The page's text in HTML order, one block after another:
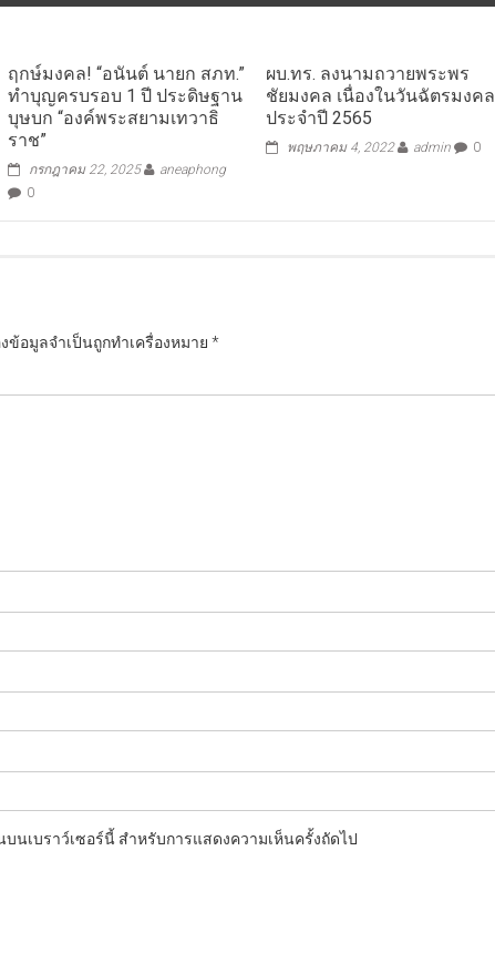
ฤกษ์มงคล! “อนันต์ นายก สภท.”
ทำบุญครบรอบ 1 ปี ประดิษฐาน
บุษบก “องค์พระสยามเทวาธิ
ราช”
กรกฎาคม 22, 2025
aneaphong
0
ผบ.ทร. ลงนามถวายพระพร
ชัยมงคล เนื่องในวันฉัตรมงคล
ประจำปี 2565
พฤษภาคม 4, 2022 admin 0
ข้อมูลจำเป็นถูกทำเครื่องหมาย *
นเบราว์เซอร์นี้ สำหรับการแสดงความเห็นครั้งถัดไป